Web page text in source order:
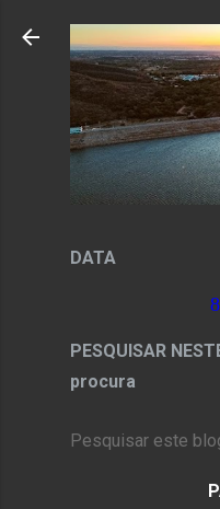
Pular para
DATA
PESQUISAR
procura